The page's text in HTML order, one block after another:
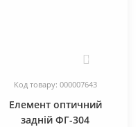
Код товару: 000007643
Елемент оптичний
задній ФГ-304